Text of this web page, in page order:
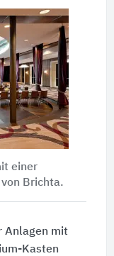
einer
Brichta.
Anlagen mit
Kasten